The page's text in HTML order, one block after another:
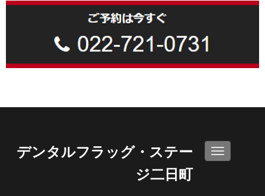
デンタルフラッグ・ステー
ジ二日町
N
a